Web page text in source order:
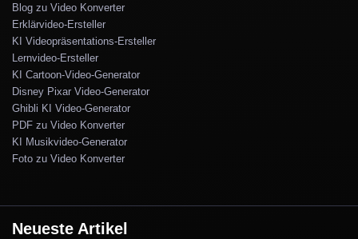
Blog zu Video Konverter
Erklärvideo-Ersteller
KI Videopräsentations-Ersteller
Lernvideo-Ersteller
KI Cartoon-Video-Generator
Disney Pixar Video-Generator
Ghibli KI Video-Generator
PDF zu Video Konverter
KI Musikvideo-Generator
Foto zu Video Konverter
Neueste Artikel